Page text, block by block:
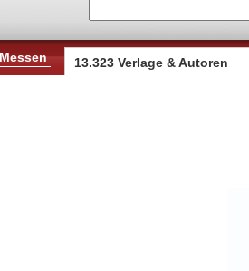
13.323 Verlage & Autoren